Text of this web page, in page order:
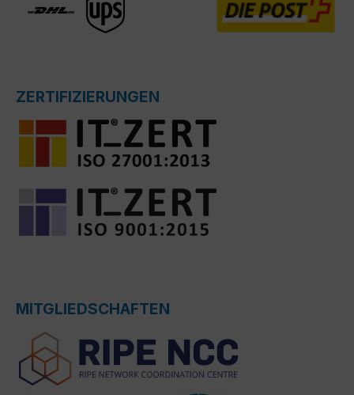
ZERTIFIZIERUNGEN
MITGLIEDSCHAFTEN